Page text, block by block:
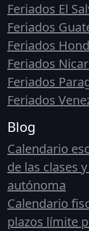
Feriados El
Feriados
Feriados
Feriados
Feriados
Feriados
Blog
Calendario
de las clases
autónoma
Calendario
plazos límite